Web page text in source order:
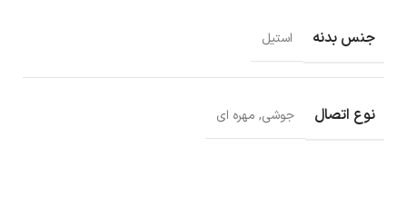
جنس بدنه استیل
نوع اتصال جوشی, مهره ای